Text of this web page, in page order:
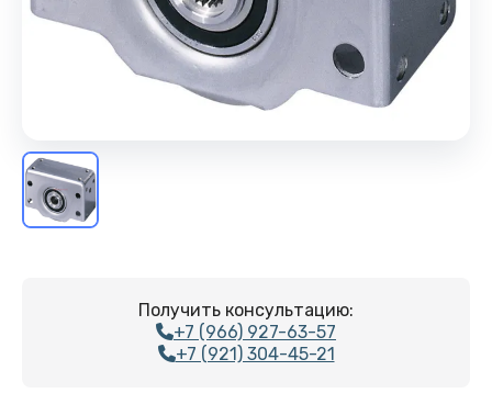
Получить консультацию:
+7 (966) 927-63-57
+7 (921) 304-45-21